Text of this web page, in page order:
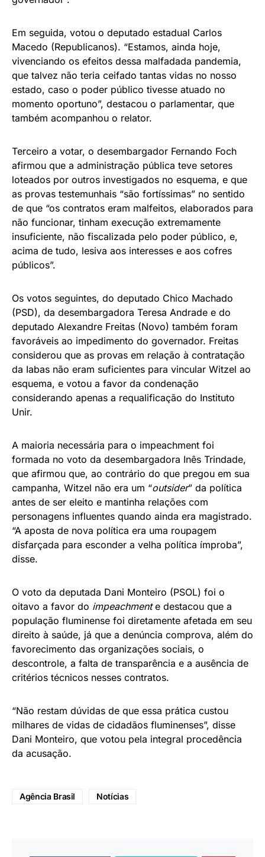
Em seguida, votou o deputado estadual Carlos
Macedo (Republicanos). “Estamos, ainda hoje,
vivenciando os efeitos dessa malfadada pandemia,
que talvez não teria ceifado tantas vidas no nosso
estado, caso o poder público tivesse atuado no
momento oportuno”, destacou o parlamentar, que
também acompanhou o relator.
Terceiro a votar, o desembargador Fernando Foch
afirmou que a administração pública teve setores
loteados por outros investigados no esquema, e que
as provas testemunhais “são fortíssimas” no sentido
de que “os contratos eram malfeitos, elaborados para
não funcionar, tinham execução extremamente
insuficiente, não fiscalizada pelo poder público, e,
acima de tudo, lesiva aos interesses e aos cofres
públicos”.
Os votos seguintes, do deputado Chico Machado
(PSD), da desembargadora Teresa Andrade e do
deputado Alexandre Freitas (Novo) também foram
favoráveis ao impedimento do governador. Freitas
considerou que as provas em relação à contratação
da Iabas não eram suficientes para vincular Witzel ao
esquema, e votou a favor da condenação
considerando apenas a requalificação do Instituto
Unir.
A maioria necessária para o impeachment foi
formada no voto da desembargadora Inês Trindade,
que afirmou que, ao contrário do que pregou em sua
campanha, Witzel não era um “outsider” da política
antes de ser eleito e mantinha relações com
personagens influentes quando ainda era magistrado.
“A aposta de nova política era uma roupagem
disfarçada para esconder a velha política ímproba”,
disse.
O voto da deputada Dani Monteiro (PSOL) foi o
oitavo a favor do impeachmente destacou que a
população fluminense foi diretamente afetada em seu
direito à saúde, já que a denúncia comprova, além do
favorecimento das organizações sociais, o
descontrole, a falta de transparência e a ausência de
critérios técnicos nesses contratos.
“Não restam dúvidas de que essa prática custou
milhares de vidas de cidadãos fluminenses”, disse
Dani Monteiro, que votou pela integral procedência
da acusação.
Agência Brasil Notícias